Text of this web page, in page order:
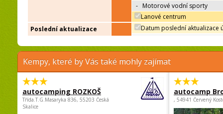
- Motorové vodní sporty
Lanové centrum
Poslední aktualizace
Datum poslední aktualizace
Kempy, které by Vás také mohly zajímat
autocamping ROZKOŠ
Třída.T.G.Masaryka 836, 55203 Česká
Skalice
autocamp
, 54941 Červený